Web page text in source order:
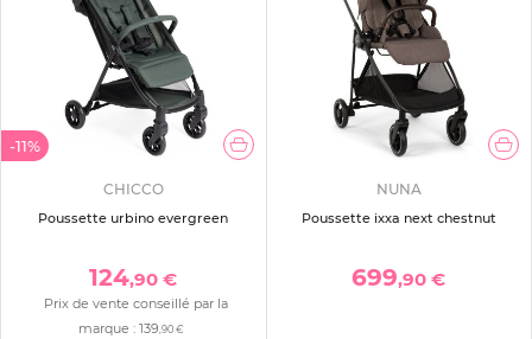
-11%
CHICCO
Poussette urbino evergreen
124,90 €
Prix de vente conseillé par la
marque : 139,90 €
NUNA
Poussette ixxa next chestnut
699,90 €